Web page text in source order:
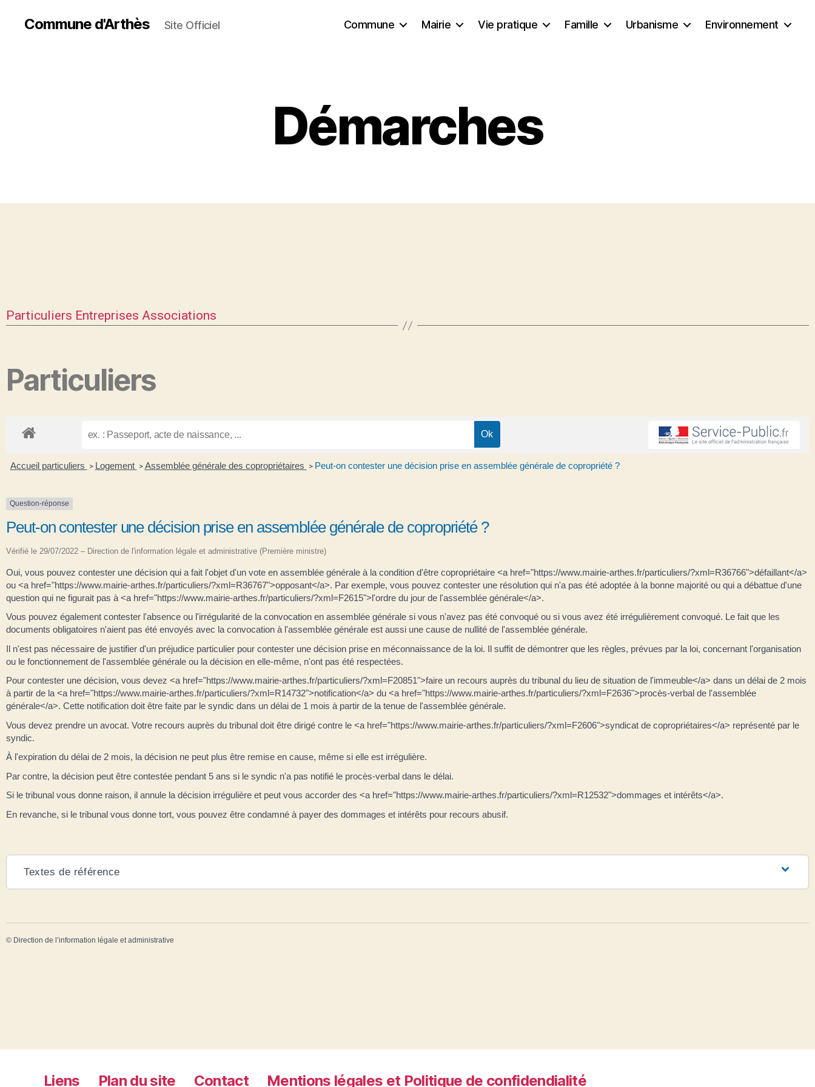
Commune d'Arthès Site Officiel Commune Mairie Vie pratique Famille Urbanisme Environnement
Démarches
Particuliers Entreprises Associations
Particuliers
Accueil particuliers > Logement > Assemblée générale des copropriétaires > Peut-on contester une décision prise en assemblée générale de copropriété ?
Question-réponse
Peut-on contester une décision prise en assemblée générale de copropriété ?
Vérifié le 29/07/2022 – Direction de l'information légale et administrative (Première ministre)
Oui, vous pouvez contester une décision qui a fait l'objet d'un vote en assemblée générale à la condition d'être copropriétaire <a href="https://www.mairie-arthes.fr/particuliers/?xml=R36766">défaillant</a>
ou <a href="https://www.mairie-arthes.fr/particuliers/?xml=R36767">opposant</a>. Par exemple, vous pouvez contester une résolution qui n'a pas été adoptée à la bonne majorité ou qui a débattue d'une
question qui ne figurait pas à <a href="https://www.mairie-arthes.fr/particuliers/?xml=F2615">l'ordre du jour de l'assemblée générale</a>.
Vous pouvez également contester l'absence ou l'irrégularité de la convocation en assemblée générale si vous n'avez pas été convoqué ou si vous avez été irrégulièrement convoqué. Le fait que les
documents obligatoires n'aient pas été envoyés avec la convocation à l'assemblée générale est aussi une cause de nullité de l'assemblée générale.
Il n'est pas nécessaire de justifier d'un préjudice particulier pour contester une décision prise en méconnaissance de la loi. Il suffit de démontrer que les règles, prévues par la loi, concernant l'organisation
ou le fonctionnement de l'assemblée générale ou la décision en elle-même, n'ont pas été respectées.
Pour contester une décision, vous devez <a href="https://www.mairie-arthes.fr/particuliers/?xml=F20851">faire un recours auprès du tribunal du lieu de situation de l'immeuble</a> dans un délai de 2 mois
à partir de la <a href="https://www.mairie-arthes.fr/particuliers/?xml=R14732">notification</a> du <a href="https://www.mairie-arthes.fr/particuliers/?xml=F2636">procès-verbal de l'assemblée
générale</a>. Cette notification doit être faite par le syndic dans un délai de 1 mois à partir de la tenue de l'assemblée générale.
Vous devez prendre un avocat. Votre recours auprès du tribunal doit être dirigé contre le <a href="https://www.mairie-arthes.fr/particuliers/?xml=F2606">syndicat de copropriétaires</a> représenté par le
syndic.
À l'expiration du délai de 2 mois, la décision ne peut plus être remise en cause, même si elle est irrégulière.
Par contre, la décision peut être contestée pendant 5 ans si le syndic n'a pas notifié le procès-verbal dans le délai.
Si le tribunal vous donne raison, il annule la décision irrégulière et peut vous accorder des <a href="https://www.mairie-arthes.fr/particuliers/?xml=R12532">dommages et intérêts</a>.
En revanche, si le tribunal vous donne tort, vous pouvez être condamné à payer des dommages et intérêts pour recours abusif.
Textes de référence
© Direction de l’information légale et administrative
Liens Plan du site Contact Mentions légales et Politique de confidendialité